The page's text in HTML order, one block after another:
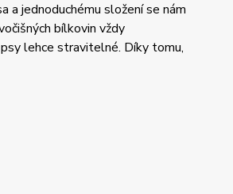
a jednoduchému složení se nám
bílkovin vždy
lehce stravitelné. Díky tomu,